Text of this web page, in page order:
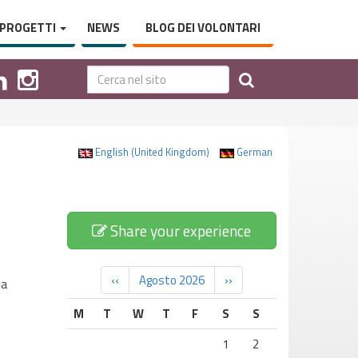
PROGETTI NEWS BLOG DEI VOLONTARI
English (United Kingdom) German
Share your experience
‹‹ Agosto 2026
››
M
T W T F S
S
1
2